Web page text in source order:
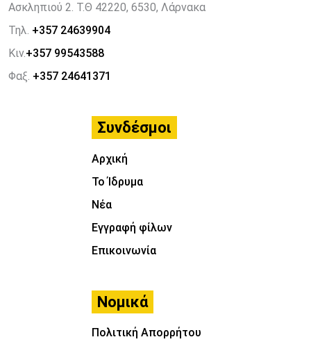
Ασκληπιού 2. Τ.Θ 42220, 6530, Λάρνακα
Τηλ. +357 24639904
Κιν.+357 99543588
Φαξ. +357 24641371
Συνδέσμοι
Αρχική
Το Ίδρυμα
Νέα
Εγγραφή φίλων
Επικοινωνία
Νομικά
Πολιτική Απορρήτου